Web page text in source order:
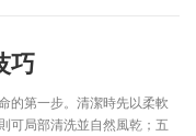
巧
的第一步。清潔時先以柔軟
可局部清洗並自然風乾；五